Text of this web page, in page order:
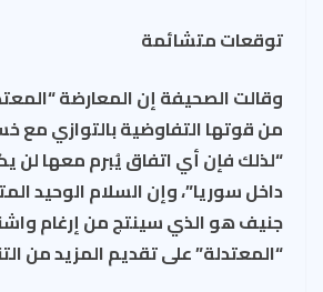
توقعات متشائمة
وقالت الصحيفة إن المعارضة
من قوتها التفاوضية بالتوازي مع
“لذلك فإن أي اتفاق يُبرم معها لن
داخل سوريا”، وإن السلام الوحيد
جنيف هو الذي سينتج من إرغام
“المعتدلة” على تقديم المزيد من